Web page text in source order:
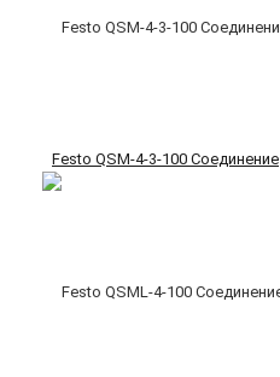
Festo QSM-4-3-100 Соединение